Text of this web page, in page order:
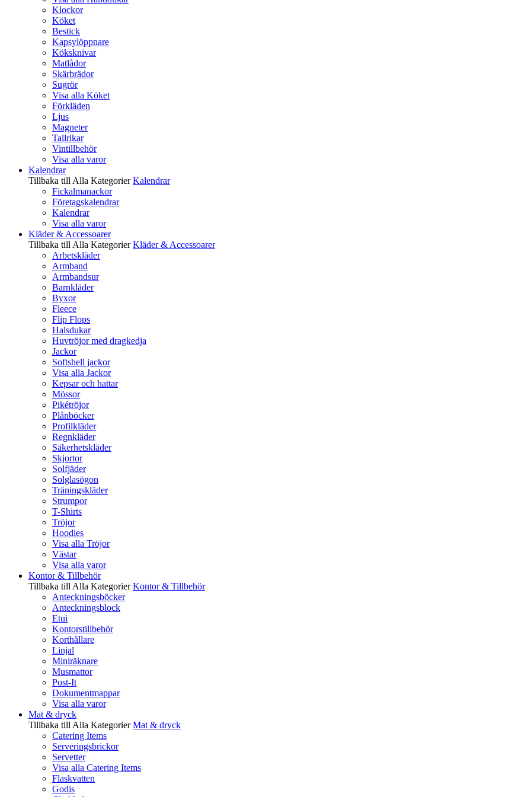
Klockor
Köket
Bestick
Kapsylöppnare
Köksknivar
Matlådor
Skärbrädor
Sugrör
Visa alla Köket
Förkläden
Ljus
Magneter
Tallrikar
Vintillbehör
Visa alla varor
Kalendrar
Tillbaka till Alla Kategorier Kalendrar
Fickalmanackor
Företagskalendrar
Kalendrar
Visa alla varor
Kläder & Accessoarer
Tillbaka till Alla Kategorier Kläder & Accessoarer
Arbetskläder
Armband
Armbandsur
Barnkläder
Byxor
Fleece
Flip Flops
Halsdukar
Huvtröjor med dragkedja
Jackor
Softshell jackor
Visa alla Jackor
Kepsar och hattar
Mössor
Pikétröjor
Plånböcker
Profilkläder
Regnkläder
Säkerhetskläder
Skjortor
Solfjäder
Solglasögon
Träningskläder
Strumpor
T-Shirts
Tröjor
Hoodies
Visa alla Tröjor
Västar
Visa alla varor
Kontor & Tillbehör
Tillbaka till Alla Kategorier Kontor & Tillbehör
Anteckningsböcker
Anteckningsblock
Etui
Kontorstillbehör
Korthållare
Linjal
Miniräknare
Musmattor
Post-It
Dokumentmappar
Visa alla varor
Mat & dryck
Tillbaka till Alla Kategorier Mat & dryck
Catering Items
Serveringsbrickor
Servetter
Visa alla Catering Items
Flaskvatten
Godis